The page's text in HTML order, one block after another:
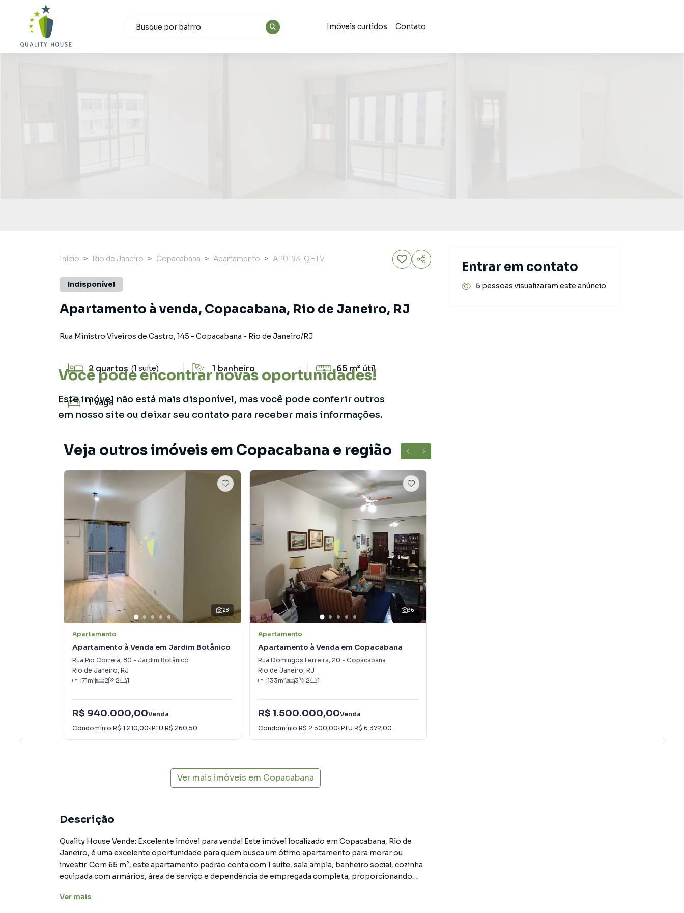
Imóveis curtidos Contato
Você pode encontrar novas oportunidades!
Este imóvel não está mais disponível, mas você pode conferir outros
em nosso site ou deixar seu contato para receber mais informações.
Início Rio de Janeiro Copacabana Apartamento AP0193_QHLV
Indisponível
Apartamento à venda, Copacabana, Rio de Janeiro, RJ
Rua Ministro Viveiros de Castro, 145 - Copacabana - Rio de Janeiro/RJ
2 quartos (1 suíte) 1 banheiro 65 m² útil
1vaga
Veja outros imóveis em Copacabana e região
28
Apartamento
Apartamento à Venda em Jardim Botânico
Rua Pio Correia, 80 - Jardim Botânico
Rio de Janeiro, RJ
71m² 2 2 1
R$ 940.000,00Venda
Condomínio R$ 1.210,00·IPTU R$ 260,50
36
Apartamento
Apartamento à Venda em Copacabana
Rua Domingos Ferreira, 20 - Copacabana
Rio de Janeiro, RJ
133m² 3 2 1
R$ 1.500.000,00Venda
Condomínio R$ 2.300,00·IPTU R$ 6.372,00
Ver mais imóveis em Copacabana
Descrição
Quality House Vende: Excelente imóvel para venda! Este imóvel localizado em Copacabana, Rio de
Janeiro, é uma excelente oportunidade para quem busca um ótimo apartamento para morar ou
investir. Com 65 m², este apartamento padrão conta com 1 suíte, sala ampla, banheiro social, cozinha
equipada com armários, área de serviço e dependência de empregada completa, proporcionando
tornando-o uma opção atraente no mercado imobiliário carioca. O imóvel está desocupado e não é
Ver mais
Entrar em contato
5 pessoas visualizaram este anúncio